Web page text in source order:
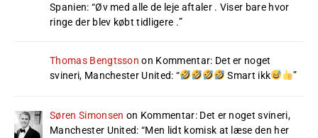
Spanien: “Øv med alle de leje aftaler . Viser bare hvor
ringe der blev købt tidligere .”
Thomas Bengtsson on Kommentar: Det er noget
svineri, Manchester United: “ Smart ikk ”
Søren Simonsen on Kommentar: Det er noget svineri,
Manchester United: “Men lidt komisk at læse den her